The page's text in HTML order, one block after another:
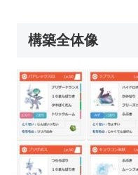
構築全体像